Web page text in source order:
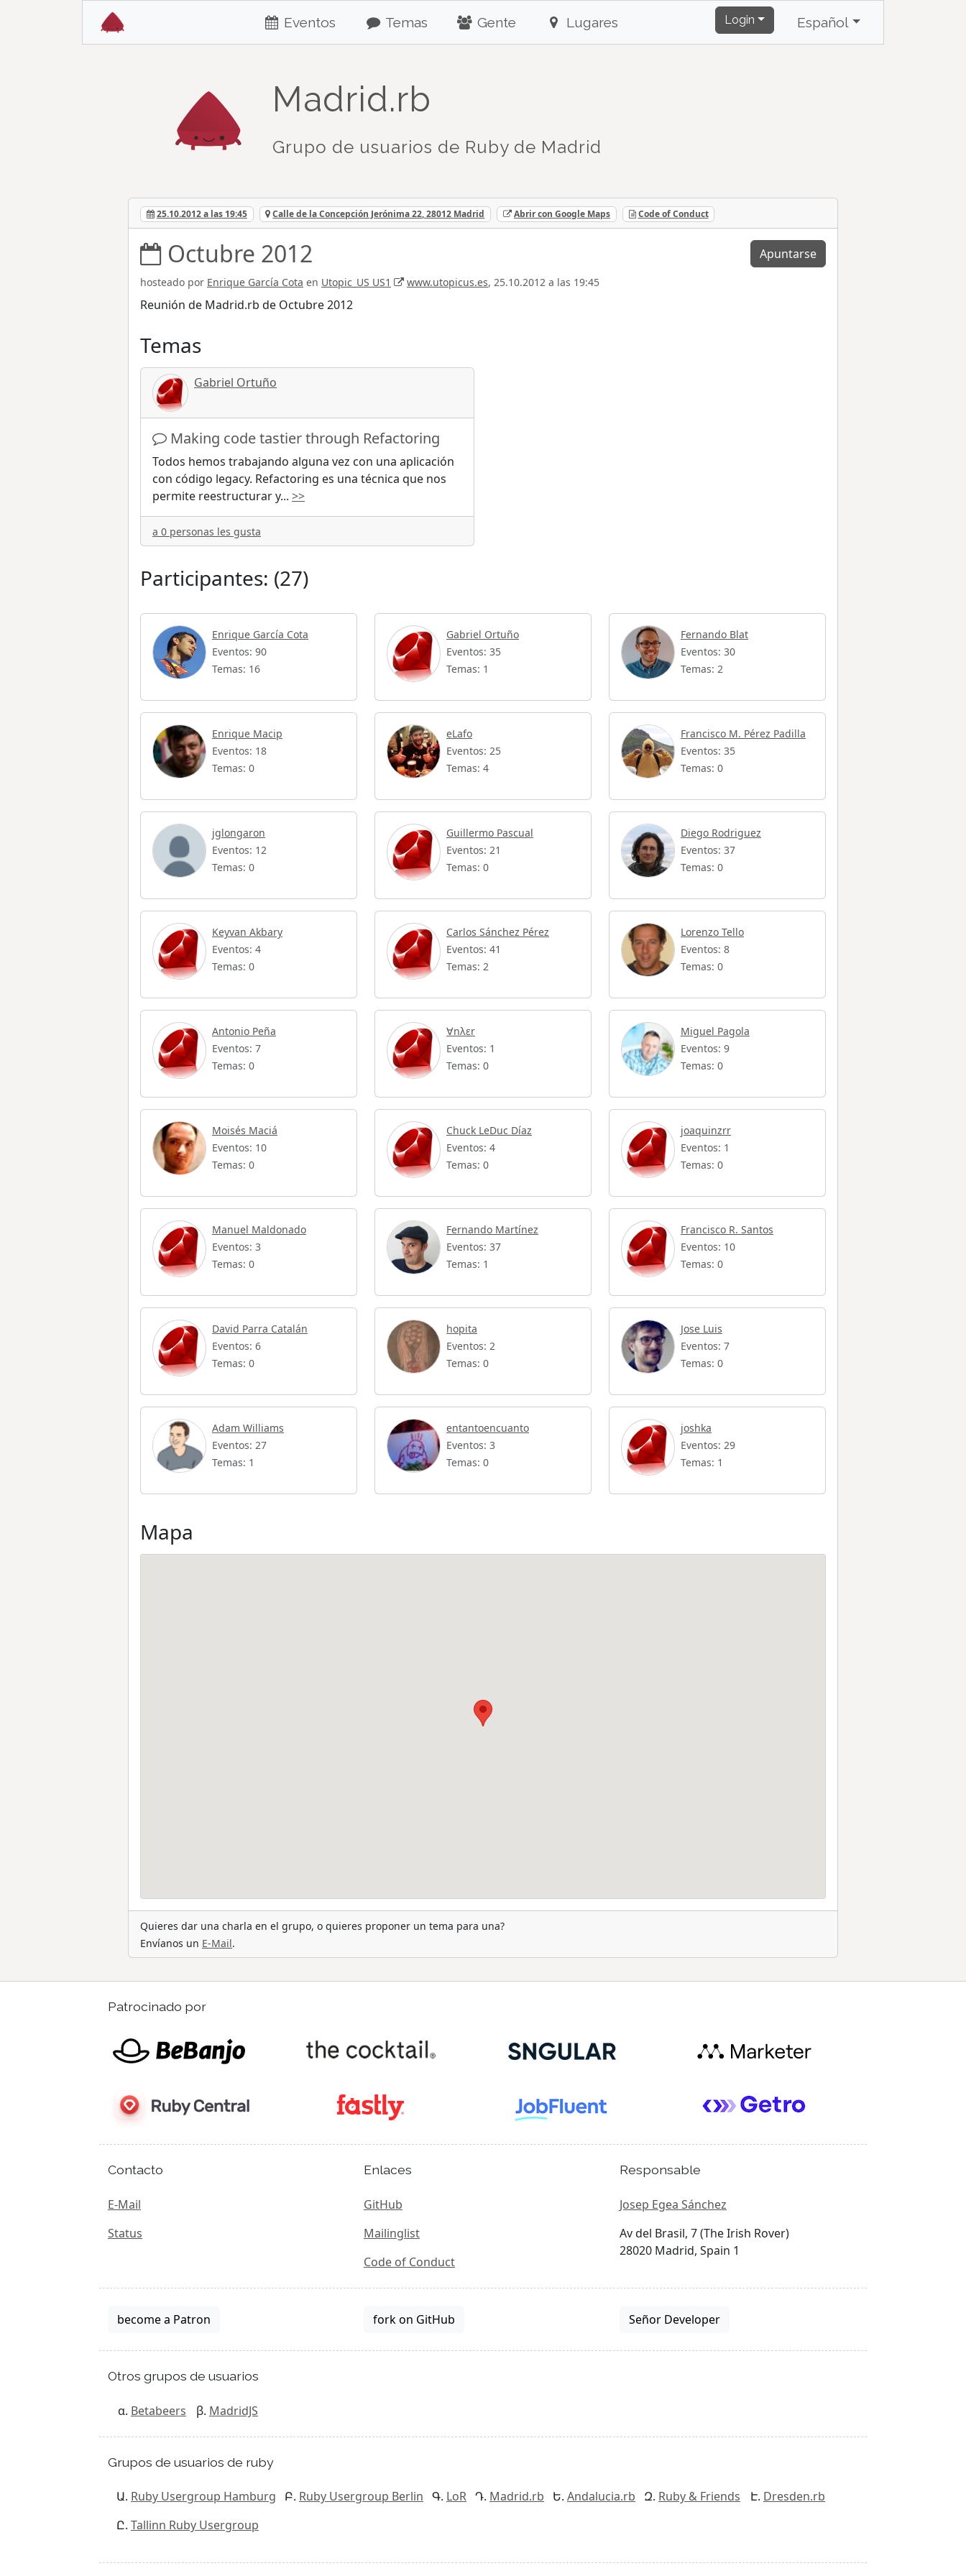
Eventos Temas Gente Lugares Login Español
Madrid.rb
Grupo de usuarios de Ruby de Madrid
25.10.2012 a las 19:45 Calle de la Concepción Jerónima 22, 28012 Madrid Abrir con Google Maps Code of Conduct
Octubre 2012
hosteado por Enrique García Cota en Utopic_US US1 www.utopicus.es, 25.10.2012 a las 19:45
Apuntarse
Reunión de Madrid.rb de Octubre 2012
Temas
Gabriel Ortuño
Making code tastier through Refactoring
Todos hemos trabajando alguna vez con una aplicación
con código legacy. Refactoring es una técnica que nos
permite reestructurar y... >>
a 0 personas les gusta
Participantes: (27)
Enrique García Cota
Eventos: 90
Temas: 16
Gabriel Ortuño
Eventos: 35
Temas: 1
Fernando Blat
Eventos: 30
Temas: 2
Enrique Macip
Eventos: 18
Temas: 0
eLafo
Eventos: 25
Temas: 4
Francisco M. Pérez Padilla
Eventos: 35
Temas: 0
jglongaron
Eventos: 12
Temas: 0
Guillermo Pascual
Eventos: 21
Temas: 0
Diego Rodriguez
Eventos: 37
Temas: 0
Keyvan Akbary
Eventos: 4
Temas: 0
Carlos Sánchez Pérez
Eventos: 41
Temas: 2
Lorenzo Tello
Eventos: 8
Temas: 0
Antonio Peña
Eventos: 7
Temas: 0
∀nλεr
Eventos: 1
Temas: 0
Miguel Pagola
Eventos: 9
Temas: 0
Moisés Maciá
Eventos: 10
Temas: 0
Chuck LeDuc Díaz
Eventos: 4
Temas: 0
joaquinzrr
Eventos: 1
Temas: 0
Manuel Maldonado
Eventos: 3
Temas: 0
Fernando Martínez
Eventos: 37
Temas: 1
Francisco R. Santos
Eventos: 10
Temas: 0
David Parra Catalán
Eventos: 6
Temas: 0
hopita
Eventos: 2
Temas: 0
Jose Luis
Eventos: 7
Temas: 0
Adam Williams
Eventos: 27
Temas: 1
entantoencuanto
Eventos: 3
Temas: 0
joshka
Eventos: 29
Temas: 1
Mapa
Quieres dar una charla en el grupo, o quieres proponer un tema para una?
Envíanos un E-Mail.
Patrocinado por
Contacto
E-Mail
Status
Enlaces
GitHub
Mailinglist
Code of Conduct
Responsable
Josep Egea Sánchez
Av del Brasil, 7 (The Irish Rover)
28020 Madrid, Spain 1
become a Patron fork on GitHub Señor Developer
Otros grupos de usuarios
Betabeers MadridJS
Grupos de usuarios de ruby
Ruby Usergroup Hamburg Ruby Usergroup Berlin LoR Madrid.rb Andalucia.rb Ruby & Friends
Dresden.rb
Tallinn Ruby Usergroup